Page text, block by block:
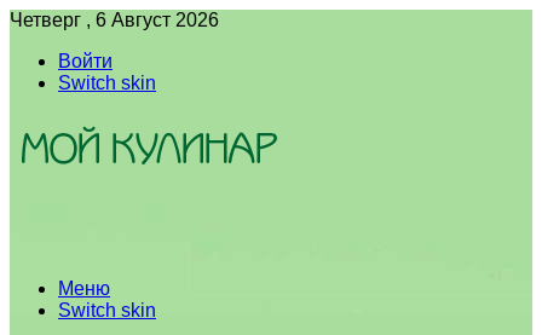
Четверг , 6 Август 2026
Войти
Switch skin
Меню
Switch skin